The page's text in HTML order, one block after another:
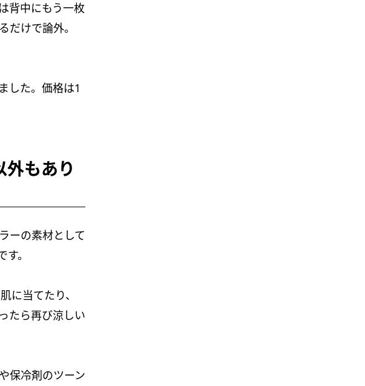
背中にもう一枚
だけで論外。
した。価格は1
もあり
ーの素材として
。
に当てたり、
たら再び涼しい
保冷剤のツーン